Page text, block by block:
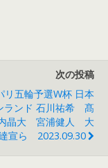
次の投稿
リ五輪予選W杯 日本
ランド 石川祐希 髙
晶大 宮浦健人 大
宣ら 2023.09.30